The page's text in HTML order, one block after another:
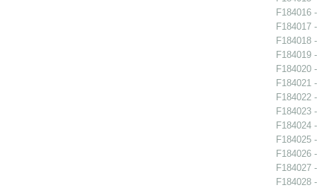
F184016
F184017
F184018
F184019
F184020
F184021
F184022
F184023
F184024
F184025
F184026
F184027
F184028